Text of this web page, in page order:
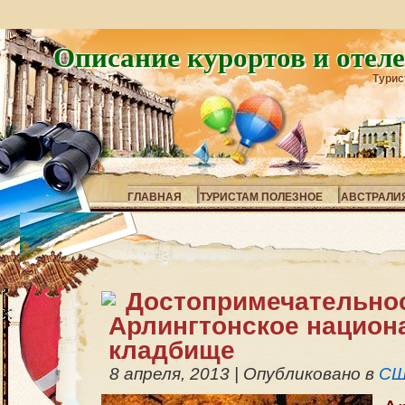
Описание курортов и
ГЛАВНАЯ ТУРИСТАМ ПОЛЕЗНОЕ
Арлингтонское
кладбище
8 апреля, 2013 Опубликовано в